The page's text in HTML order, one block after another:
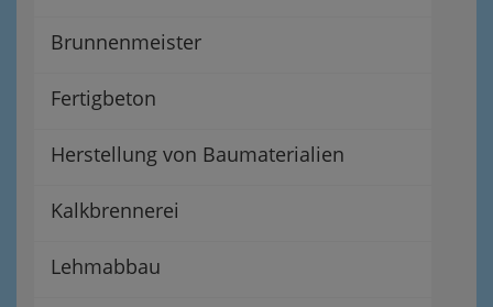
Brunnenmeister
Fertigbeton
Herstellung von Baumaterialien
Kalkbrennerei
Lehmabbau